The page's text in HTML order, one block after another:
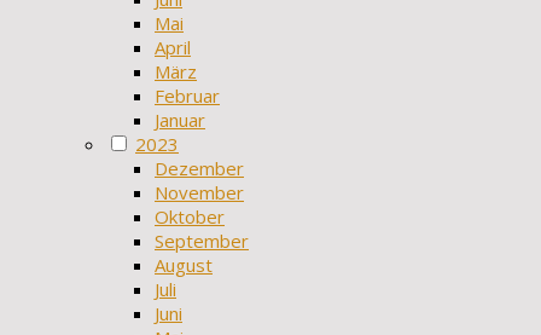
Mai
April
März
Februar
Januar
2023
Dezember
November
Oktober
September
August
Juli
Juni